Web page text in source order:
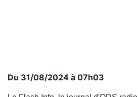
Du 31/08/2024 à 07h03